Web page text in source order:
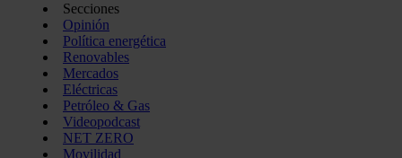
Secciones
Opinión
Política energética
Renovables
Mercados
Eléctricas
Petróleo & Gas
Videopodcast
NET ZERO
Movilidad